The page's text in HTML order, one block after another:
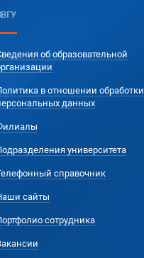
об образовательной
в отношении обработки
данных
университета
справочник
сайты
сотрудника